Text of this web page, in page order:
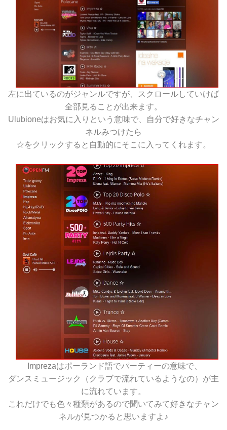
左に出ているのがジャンルですが、スクロールしていけば
全部見ることが出来ます。
Ulubioneはお気に入りという意味で、自分で好きなチャン
ネルみつけたら
☆をクリックすると自動的にそこに入ってくれます。
Imprezaはポーランド語でパーティーの意味で、
ダンスミュージック（クラブで流れているようなの）が主
に流れています。
これだけでも色々種類があるので聞いてみて好きなチャン
ネルが見つかると思いますよ♪